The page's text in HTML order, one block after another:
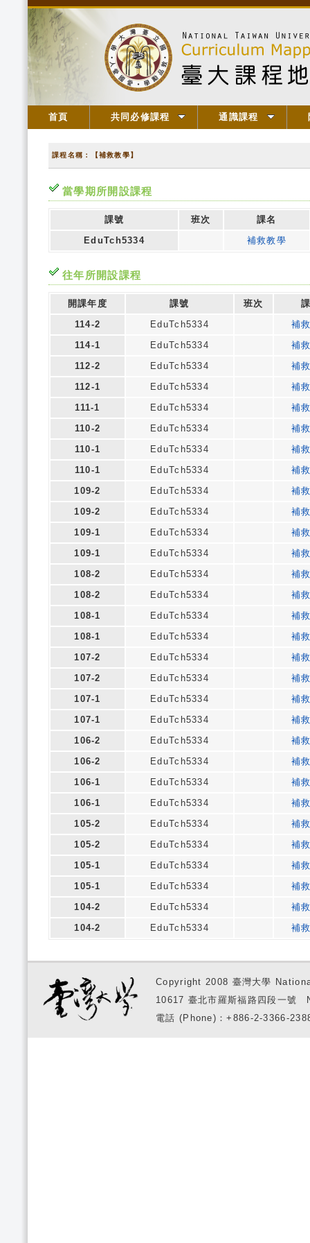
首頁 共同必修課程 通識課程
課程名稱：【補救教學】
當學期所開設課程
課號 班次
課名
EduTch5334
補救教學
往年所開設課程
開課年度 課號 班次
114-2
EduTch5334
補
114-1
EduTch5334
補
112-2
EduTch5334
補
112-1
EduTch5334
補
111-1
EduTch5334
補
110-2
EduTch5334
補
110-1
EduTch5334
補
110-1
EduTch5334
補
109-2
EduTch5334
補
109-2
EduTch5334
補
109-1
EduTch5334
補
109-1
EduTch5334
補
108-2
EduTch5334
補
108-2
EduTch5334
補
108-1
EduTch5334
補
108-1
EduTch5334
補
107-2
EduTch5334
補
107-2
EduTch5334
補
107-1
EduTch5334
補
107-1
EduTch5334
補
106-2
EduTch5334
補
106-2
EduTch5334
補
106-1
EduTch5334
補
106-1
EduTch5334
補
105-2
EduTch5334
補
105-2
EduTch5334
補
105-1
EduTch5334
補
105-1
EduTch5334
補
104-2
EduTch5334
補
104-2
EduTch5334 補
Copyright 2008 臺灣大學
10617 臺北市羅斯福路四段一
電話 (Phone)：+886-2-3366-